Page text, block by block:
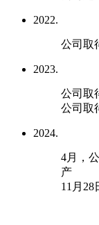
2022.
公司取
2023.
公司取
公司取
2024.
4月，
产
11月